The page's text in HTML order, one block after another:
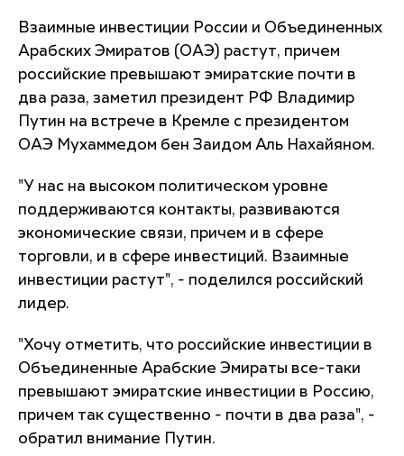
Взаимные инвестиции России и Объединенных
Арабских Эмиратов (ОАЭ) растут, причем
российские превышают эмиратские почти в
два раза, заметил президент РФ Владимир
Путин на встрече в Кремле с президентом
ОАЭ Мухаммедом бен Заидом Аль Нахайяном.
"У нас на высоком политическом уровне
поддерживаются контакты, развиваются
экономические связи, причем и в сфере
торговли, и в сфере инвестиций. Взаимные
инвестиции растут", - поделился российский
лидер.
"Хочу отметить, что российские инвестиции в
Объединенные Арабские Эмираты все-таки
превышают эмиратские инвестиции в Россию,
причем так существенно - почти в два раза", -
обратил внимание Путин.